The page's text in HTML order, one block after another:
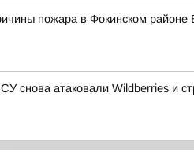
пожара в Фокинском районе
снова атаковали Wildberries и